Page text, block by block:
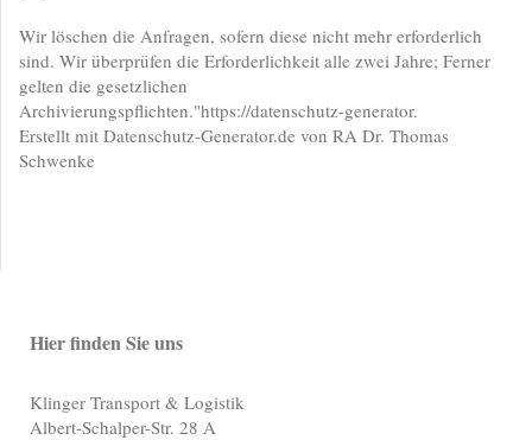
Wir löschen die Anfragen, sofern diese nicht mehr erforderlich
sind. Wir überprüfen die Erforderlichkeit alle zwei Jahre; Ferner
gelten die gesetzlichen
Archivierungspflichten."https://datenschutz-generator.
Erstellt mit Datenschutz-Generator.de von RA Dr. Thomas
Schwenke
Hier finden Sie uns
Klinger Transport & Logistik
Albert-Schalper-Str. 28 A